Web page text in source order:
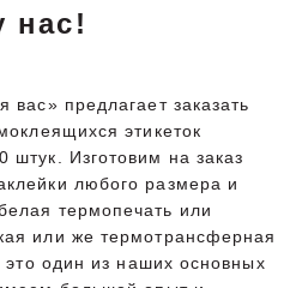
нас!
вас» предлагает заказать
этикеток
Изготовим на заказ
любого размера и
термопечать или
или же термотрансферная
это один из наших основных